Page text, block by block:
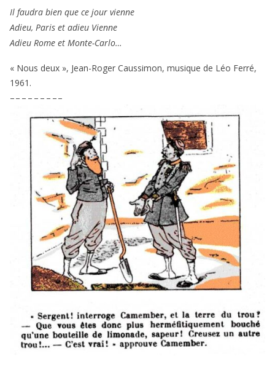
Il fau­dra bien que ce jour vienne
Adieu, Paris et adieu Vienne
Adieu Rome et Monte-Carlo…
« Nous deux », Jean-Roger Caussimon, musique de Léo Ferré,
1961 .
– – – – – – – – –